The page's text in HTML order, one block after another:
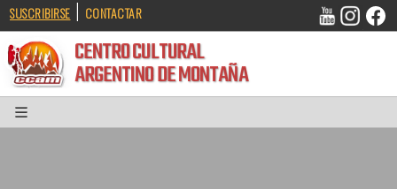
SUSCRIBIRSE | CONTACTAR
CENTRO CULTURAL
ARGENTINO DE MONTAÑA